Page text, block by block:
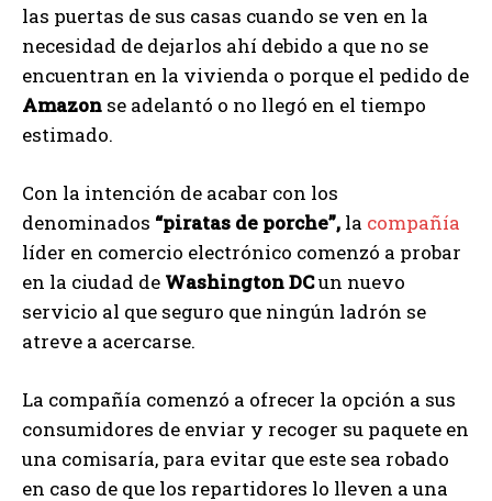
las puertas de sus casas cuando se ven en la
necesidad de dejarlos ahí debido a que no se
encuentran en la vivienda o porque el pedido de
Amazon se adelantó o no llegó en el tiempo
estimado.
Con la intención de acabar con los
denominados “piratas de porche”, la compañía
líder en comercio electrónico comenzó a probar
en la ciudad de Washington DCun nuevo
servicio al que seguro que ningún ladrón se
atreve a acercarse.
La compañía comenzó a ofrecer la opción a sus
consumidores de enviar y recoger su paquete en
una comisaría, para evitar que este sea robado
en caso de que los repartidores lo lleven a una